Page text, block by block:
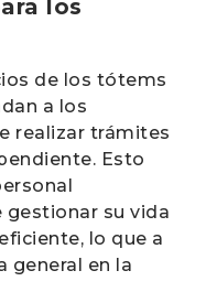
los
de los tótems
a los
realizar trámites
Esto
su vida
lo que a
general en la